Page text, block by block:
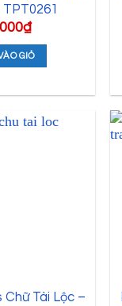
₫
GIỎ
Chữ Tài Lộc –